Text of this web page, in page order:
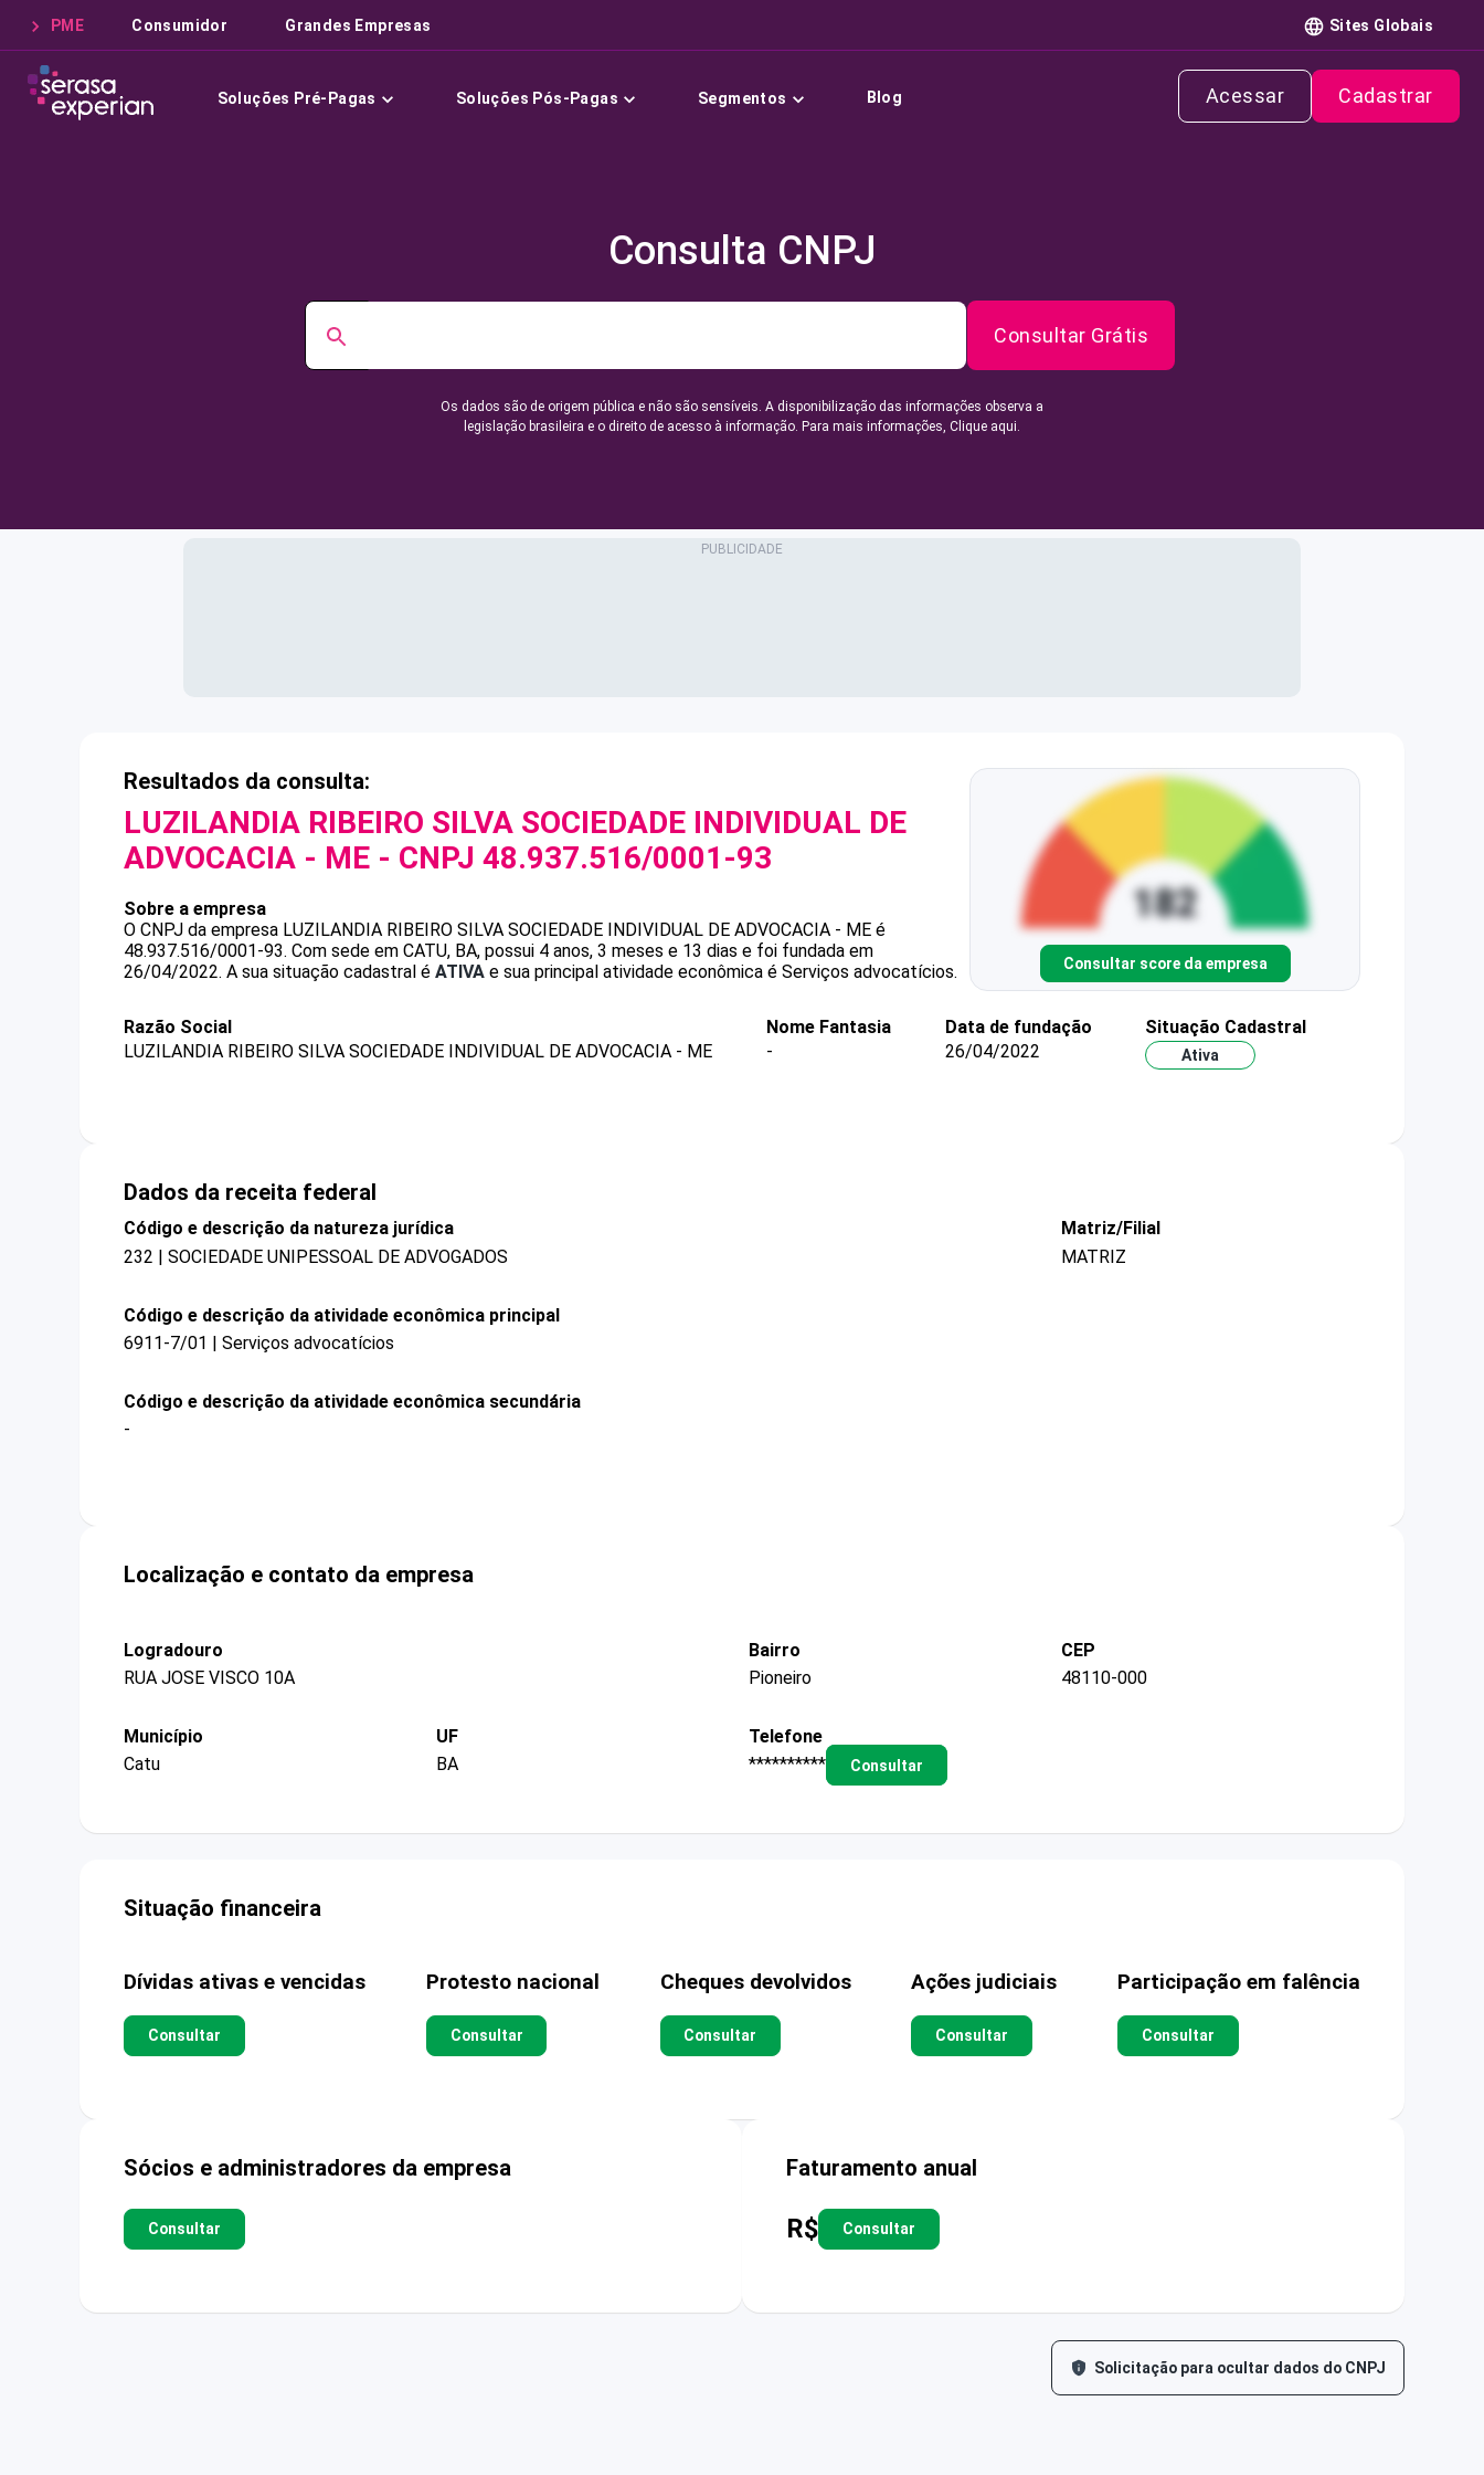
PME Consumidor Grandes Empresas Sites Globais
Soluções Pré-Pagas Soluções Pós-Pagas Segmentos Blog Acessar Cadastrar
Consulta CNPJ
Consultar Grátis
Os dados são de origem pública e não são sensíveis. A disponibilização das informações observa a
legislação brasileira e o direito de acesso à informação. Para mais informações, Clique aqui.
Resultados da consulta:
LUZILANDIA RIBEIRO SILVA SOCIEDADE INDIVIDUAL DE
ADVOCACIA - ME - CNPJ 48.937.516/0001-93
Sobre a empresa
O CNPJ da empresa LUZILANDIA RIBEIRO SILVA SOCIEDADE INDIVIDUAL DE ADVOCACIA - ME é
48.937.516/0001-93. Com sede em CATU, BA, possui 4 anos, 3 meses e 13 dias e foi fundada em
26/04/2022. A sua situação cadastral é ATIVA e sua principal atividade econômica é Serviços advocatícios. Consultar score da empresa
Razão Social
LUZILANDIA RIBEIRO SILVA SOCIEDADE INDIVIDUAL DE ADVOCACIA - ME
Nome Fantasia
-
Data de fundação
26/04/2022
Situação Cadastral
Ativa
Dados da receita federal
Código e descrição da natureza jurídica
232 | SOCIEDADE UNIPESSOAL DE ADVOGADOS
Matriz/Filial
MATRIZ
Código e descrição da atividade econômica principal
6911-7/01 | Serviços advocatícios
Código e descrição da atividade econômica secundária
-
Localização e contato da empresa
Logradouro
RUA JOSE VISCO 10A
Bairro
Pioneiro
CEP
48110-000
Município
Catu
UF
BA
Telefone
**********
Consultar
Situação financeira
Dívidas ativas e vencidas
Consultar
Protesto nacional
Consultar
Cheques devolvidos
Consultar
Ações judiciais
Consultar
Participação em falência
Consultar
Sócios e administradores da empresa
Consultar
Faturamento anual
R$ Consultar
Solicitação para ocultar dados do CNPJ